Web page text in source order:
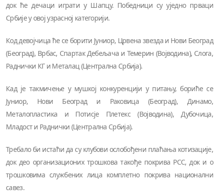
док ће дечаци играти у Шапцу. Победници су уједно прваци
Србије у овој узрасној категорији.
Код девојчица ће се борити Јуниор, Црвена звезда и Нови Београд
(Београд), Врбас, Спартак Дебељача и Темерин (Војводина), Слога,
Раднички КГ и Металац (Централна Србија).
Кад је такмичење у мушкој конкуренцији у питању, бориће се
Јуниор, Нови Београд и Раковица (Београд), Динамо,
Металопластика и Потисје Плетекс (Војводина), Дубочица,
Младост и Раднички (Централна Србија).
Требало би истаћи да су клубови ослобођени плаћања котизације,
док део организационих трошкова такође покрива РСС, док и о
трошковима службених лица комплетно покрива национални
савез.